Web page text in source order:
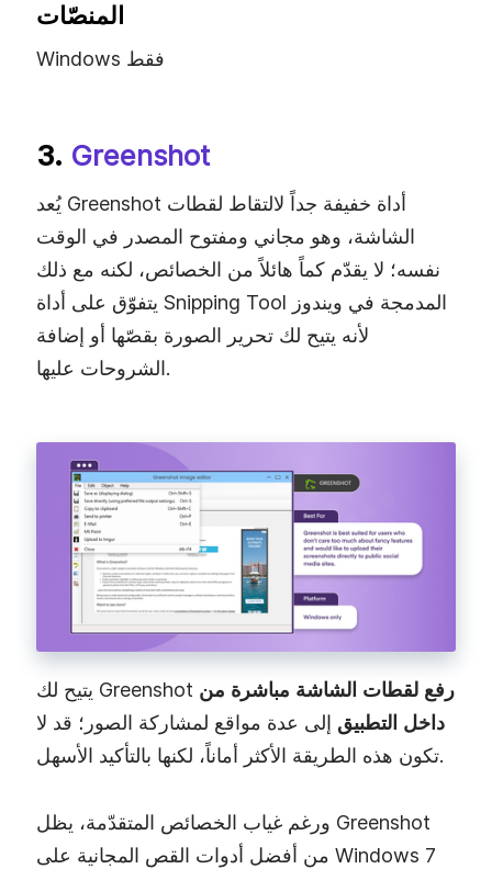
المنصّات
Windows فقط
3. Greenshot
يُعد Greenshot أداة خفيفة جداً لالتقاط لقطات
الشاشة، وهو مجاني ومفتوح المصدر في الوقت
نفسه؛ لا يقدّم كماً هائلاً من الخصائص، لكنه مع ذلك
يتفوّق على أداة Snipping Tool المدمجة في ويندوز
لأنه يتيح لك تحرير الصورة بقصّها أو إضافة
الشروحات عليها.
يتيح لك Greenshot رفع لقطات الشاشة مباشرة من
داخل التطبيق إلى عدة مواقع لمشاركة الصور؛ قد لا
تكون هذه الطريقة الأكثر أماناً، لكنها بالتأكيد الأسهل.
ورغم غياب الخصائص المتقدّمة، يظل Greenshot
من أفضل أدوات القص المجانية على Windows 7